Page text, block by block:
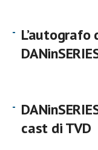
cast di TVD